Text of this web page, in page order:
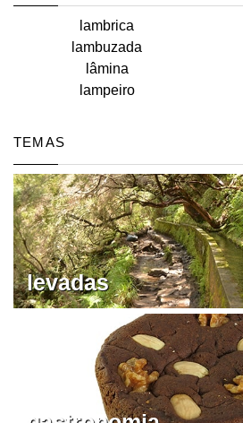
lambrica
lambuzada
lâmina
lampeiro
TEMAS
levadas